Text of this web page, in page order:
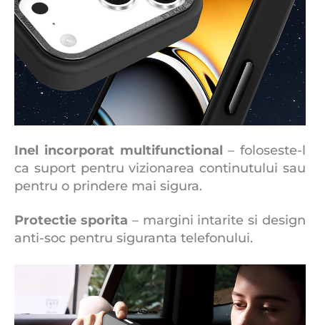
Inel incorporat multifunctional – foloseste-l
ca suport pentru vizionarea continutului sau
pentru o prindere mai sigura.
Protectie sporita – margini intarite si design
anti-soc pentru siguranta telefonului.